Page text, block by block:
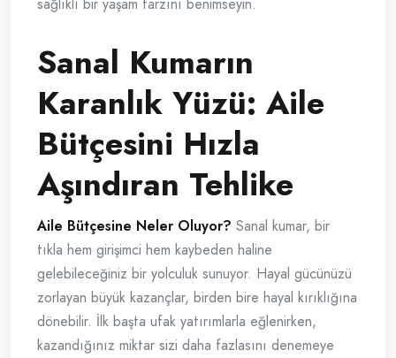
sağlıklı bir yaşam tarzını benimseyin.
Sanal Kumarın
Karanlık Yüzü: Aile
Bütçesini Hızla
Aşındıran Tehlike
Aile Bütçesine Neler Oluyor? Sanal kumar, bir
tıkla hem girişimci hem kaybeden haline
gelebileceğiniz bir yolculuk sunuyor. Hayal gücünüzü
zorlayan büyük kazançlar, birden bire hayal kırıklığına
dönebilir. İlk başta ufak yatırımlarla eğlenirken,
kazandığınız miktar sizi daha fazlasını denemeye